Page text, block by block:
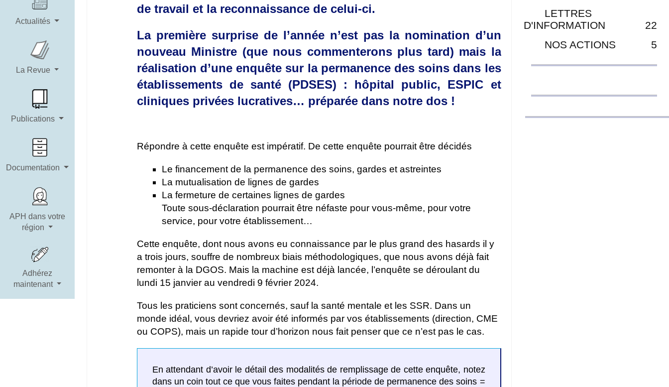
Actualités
La Revue
Publications
Documentation
APH dans votre
région
Adhérez
maintenant
de travail et la reconnaissance de celui-ci.
La première surprise de l’année n’est pas la nomination d’un
nouveau Ministre (que nous commenterons plus tard) mais la
réalisation d’une enquête sur la permanence des soins dans les
établissements de santé (PDSES) : hôpital public, ESPIC et
cliniques privées lucratives… préparée dans notre dos !
Répondre à cette enquête est impératif. De cette enquête pourrait être décidés
Le financement de la permanence des soins, gardes et astreintes
La mutualisation de lignes de gardes
La fermeture de certaines lignes de gardes
Toute sous-déclaration pourrait être néfaste pour vous-même, pour votre
service, pour votre établissement…
Cette enquête, dont nous avons eu connaissance par le plus grand des hasards il y
a trois jours, souffre de nombreux biais méthodologiques, que nous avons déjà fait
remonter à la DGOS. Mais la machine est déjà lancée, l’enquête se déroulant du
lundi 15 janvier au vendredi 9 février 2024.
Tous les praticiens sont concernés, sauf la santé mentale et les SSR. Dans un
monde idéal, vous devriez avoir été informés par vos établissements (direction, CME
ou COPS), mais un rapide tour d’horizon nous fait penser que ce n’est pas le cas.
En attendant d’avoir le détail des modalités de remplissage de cette enquête, notez
dans un coin tout ce que vous faites pendant la période de permanence des soins =
LETTRES
D'INFORMATION
22
NOS ACTIONS
5